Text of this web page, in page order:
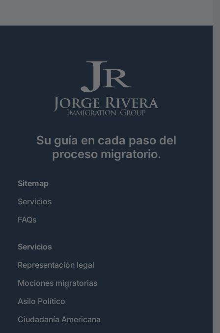
Su guía en cada paso del
proceso migratorio.
Sitemap
Servicios
FAQs
Servicios
Representación legal
Mociones migratorias
Asilo Político
Ciudadanía Americana